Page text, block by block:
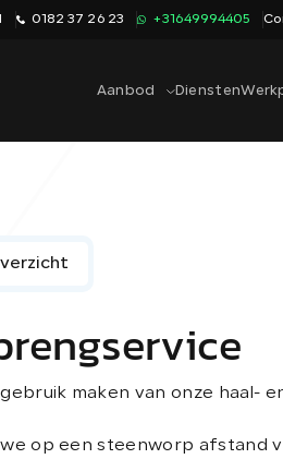
0182 37 26 23 +31649994405
Aanbod Diensten
maken van onze haal-
op een steenworp afstand